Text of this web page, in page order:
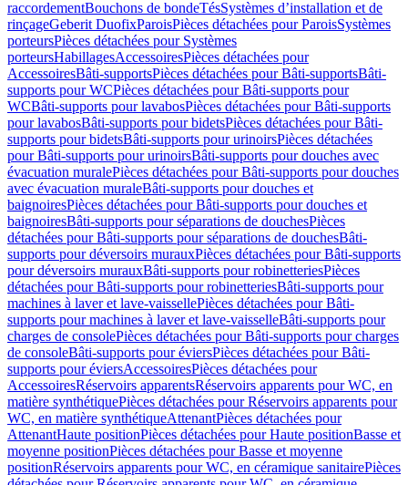
raccordementBouchons de bondeTésSystèmes d’installation et de
rinçageGeberit DuofixParoisPièces détachées pour ParoisSystèmes
porteursPièces détachées pour Systèmes
porteursHabillagesAccessoiresPièces détachées pour
AccessoiresBâti-supportsPièces détachées pour Bâti-supportsBâti-
supports pour WCPièces détachées pour Bâti-supports pour
WCBâti-supports pour lavabosPièces détachées pour Bâti-supports
pour lavabosBâti-supports pour bidetsPièces détachées pour Bâti-
supports pour bidetsBâti-supports pour urinoirsPièces détachées
pour Bâti-supports pour urinoirsBâti-supports pour douches avec
évacuation muralePièces détachées pour Bâti-supports pour douches
avec évacuation muraleBâti-supports pour douches et
baignoiresPièces détachées pour Bâti-supports pour douches et
baignoiresBâti-supports pour séparations de douchesPièces
détachées pour Bâti-supports pour séparations de douchesBâti-
supports pour déversoirs murauxPièces détachées pour Bâti-supports
pour déversoirs murauxBâti-supports pour robinetteriesPièces
détachées pour Bâti-supports pour robinetteriesBâti-supports pour
machines à laver et lave-vaissellePièces détachées pour Bâti-
supports pour machines à laver et lave-vaisselleBâti-supports pour
charges de consolePièces détachées pour Bâti-supports pour charges
de consoleBâti-supports pour éviersPièces détachées pour Bâti-
supports pour éviersAccessoiresPièces détachées pour
AccessoiresRéservoirs apparentsRéservoirs apparents pour WC, en
matière synthétiquePièces détachées pour Réservoirs apparents pour
WC, en matière synthétiqueAttenantPièces détachées pour
AttenantHaute positionPièces détachées pour Haute positionBasse et
moyenne positionPièces détachées pour Basse et moyenne
positionRéservoirs apparents pour WC, en céramique sanitairePièces